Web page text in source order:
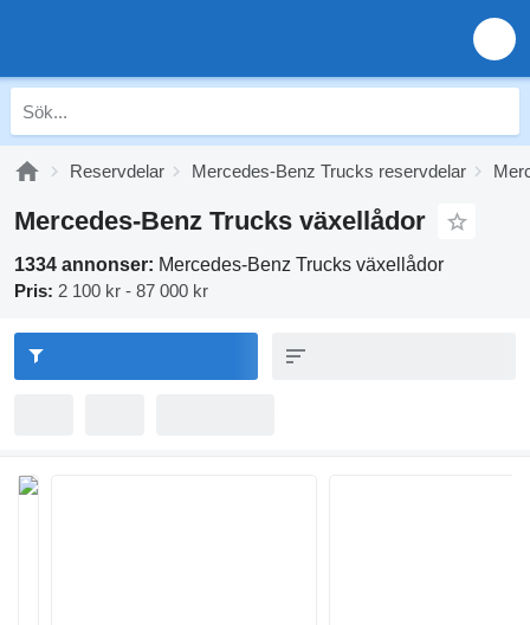
Reservdelar Mercedes-Benz Trucks reservdelar
Mercedes-Benz Trucks växellådor
1334 annonser: Mercedes-Benz Trucks växellådor
Pris: 2 100 kr - 87 000 kr